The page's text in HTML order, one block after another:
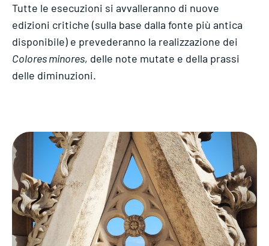
Tutte le esecuzioni si avvalleranno di nuove
edizioni critiche (sulla base dalla fonte più antica
disponibile) e prevederanno la realizzazione dei
Colores minores, delle note mutate e della prassi
delle diminuzioni.